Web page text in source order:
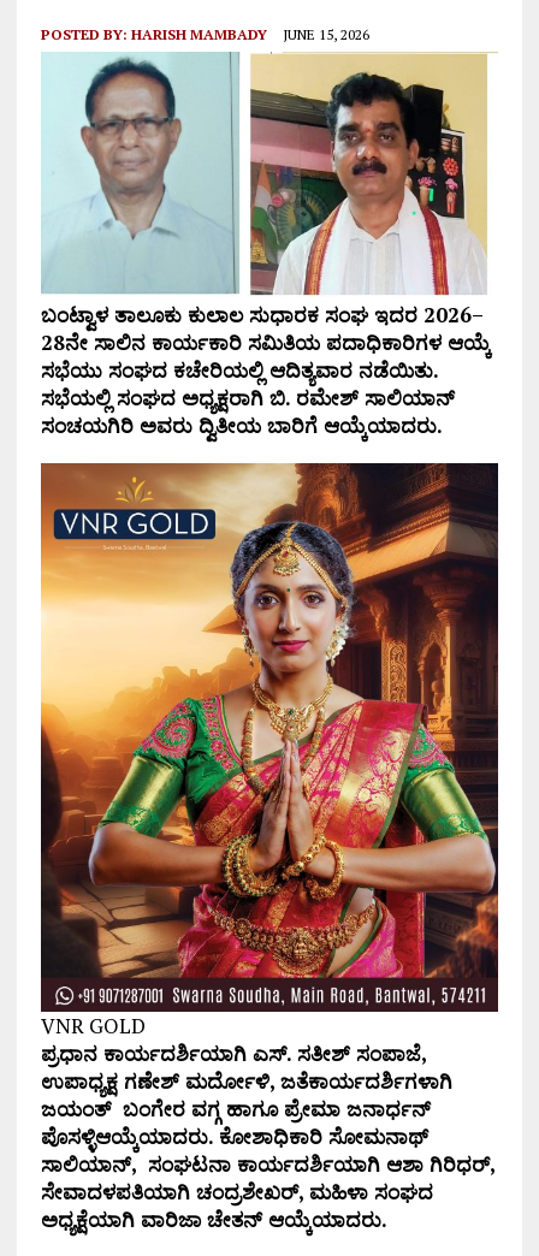
POSTED BY: HARISH MAMBADY JUNE 15, 2026
ಬಂಟ್ವಾಳ ತಾಲೂಕು ಕುಲಾಲ ಸುಧಾರಕ ಸಂಘ ಇದರ 2026–
28ನೇ ಸಾಲಿನ ಕಾರ್ಯಕಾರಿ ಸಮಿತಿಯ ಪದಾಧಿಕಾರಿಗಳ ಆಯ್ಕೆ
ಸಭೆಯು ಸಂಘದ ಕಚೇರಿಯಲ್ಲಿ ಆದಿತ್ಯವಾರ ನಡೆಯಿತು.
ಸಭೆಯಲ್ಲಿ ಸಂಘದ ಅಧ್ಯಕ್ಷರಾಗಿ ಬಿ. ರಮೇಶ್ ಸಾಲಿಯಾನ್
ಸಂಚಯಗಿರಿ ಅವರು ದ್ವಿತೀಯ ಬಾರಿಗೆ ಆಯ್ಕೆಯಾದರು.
VNR GOLD
ಪ್ರಧಾನ ಕಾರ್ಯದರ್ಶಿಯಾಗಿ ಎಸ್. ಸತೀಶ್ ಸಂಪಾಜೆ,
ಉಪಾಧ್ಯಕ್ಷ ಗಣೇಶ್ ಮರ್ದೋಳಿ, ಜತೆಕಾರ್ಯದರ್ಶಿಗಳಾಗಿ
ಜಯಂತ್ ಬಂಗೇರ ವಗ್ಗ ಹಾಗೂ ಪ್ರೇಮಾ ಜನಾರ್ಧನ್
ಪೊಸಳ್ಳಿಆಯ್ಕೆಯಾದರು. ಕೋಶಾಧಿಕಾರಿ ಸೋಮನಾಥ್
ಸಾಲಿಯಾನ್, ಸಂಘಟನಾ ಕಾರ್ಯದರ್ಶಿಯಾಗಿ ಆಶಾ ಗಿರಿಧರ್,
ಸೇವಾದಳಪತಿಯಾಗಿ ಚಂದ್ರಶೇಖರ್, ಮಹಿಳಾ ಸಂಘದ
ಅಧ್ಯಕ್ಷೆಯಾಗಿ ವಾರಿಜಾ ಚೇತನ್ ಆಯ್ಕೆಯಾದರು.